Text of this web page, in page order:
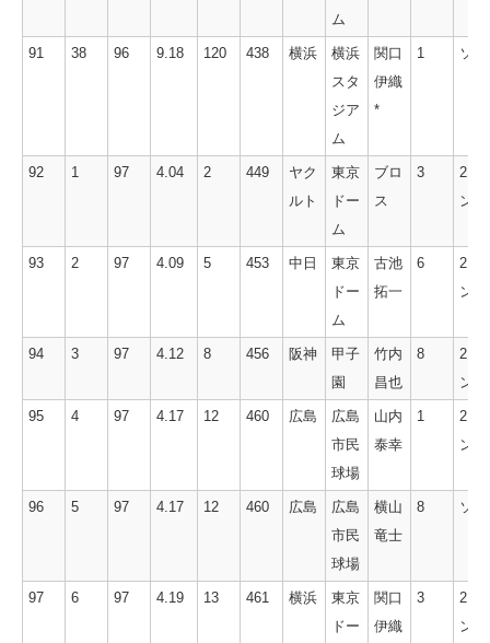
ム
91 38 96 9.18 120 438 横浜
横浜
スタ
ジア
ム
関口
伊織
*
1 ソロ
92 1 97 4.04 2 449
ヤク
ルト
東京
ドー
ム
ブロ
ス
3
2ラ
ン
93 2 97 4.09 5 453 中日
東京
ドー
ム
古池
拓一
6
2ラ
ン
94 3 97 4.12 8 456 阪神
甲子
園
竹内
昌也
8
2ラ
ン
95 4 97 4.17 12 460 広島
広島
市民
球場
山内
泰幸
1
2ラ
ン
96 5 97 4.17 12 460 広島
広島
市民
球場
横山
竜士
8 ソロ
97 6 97 4.19 13 461 横浜
東京
ドー
関口
伊織
3
2ラ
ン